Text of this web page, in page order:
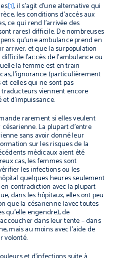
[1], il s’agit d’une alternative qui
les conditions d’accès aux
ce qui rend l’arrivée des
rares) difficile. De nombreuses
qu’une ambulance prend en
arriver, et que la surpopulation
l’accès de l’ambulance ou
la femme est en train
l’ignorance (particulièrement
celles qui ne sont pas
viennent encore
d’impuissance.
rarement si elles veulent
La plupart d’entre
sans avoir donné leur
sur les risques de la
médicaux aient été
cas, les femmes sont
les infections ou les
quelques heures seulement
contradiction avec la plupart
dans les hôpitaux, elles ont peu
que la césarienne (avec toutes
qu’elle engendre), de
dans leur tente – dans
mais au moins avec l’aide de
volonté.